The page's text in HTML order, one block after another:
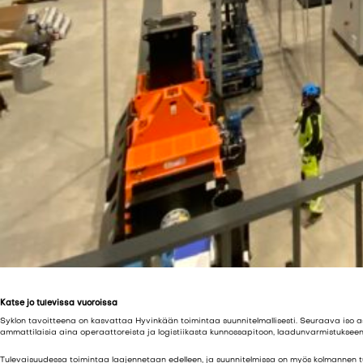
Katse jo tulevissa vuoroissa
Syklon tavoitteena on kasvattaa Hyvinkään toimintaa suunnitelmallisesti. Seuraava iso
ammattilaisia aina operaattoreista ja logistiikasta kunnossapitoon,
Tulevaisuudessa toimintaa laajennetaan edelleen, ja suunnitelmissa on myös